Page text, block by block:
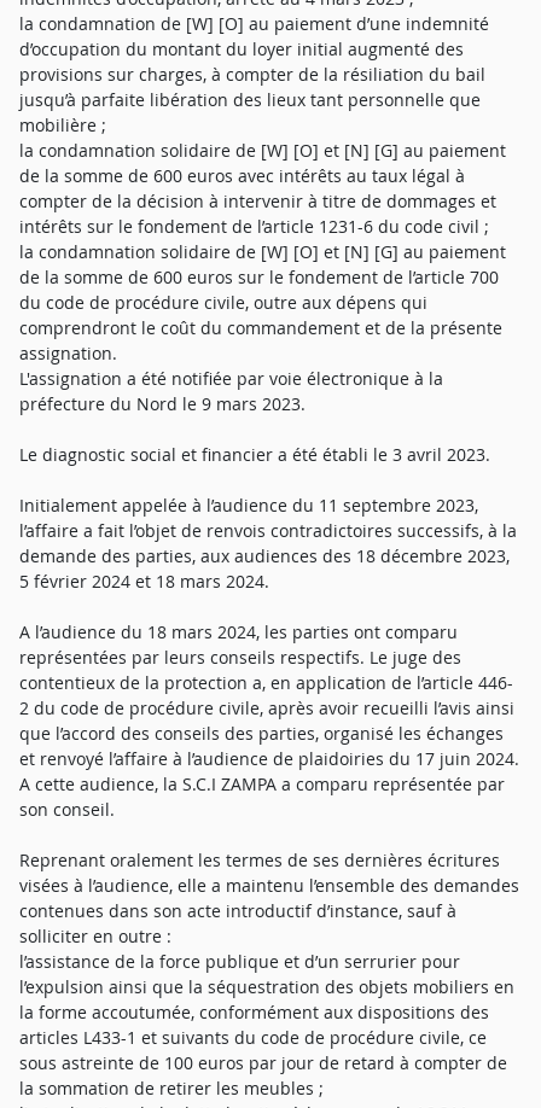
la condamnation de [W] [O] au paiement d’une indemnité
d’occupation du montant du loyer initial augmenté des
provisions sur charges, à compter de la résiliation du bail
jusqu’à parfaite libération des lieux tant personnelle que
mobilière ;
la condamnation solidaire de [W] [O] et [N] [G] au paiement
de la somme de 600 euros avec intérêts au taux légal à
compter de la décision à intervenir à titre de dommages et
intérêts sur le fondement de l’article 1231-6 du code civil ;
la condamnation solidaire de [W] [O] et [N] [G] au paiement
de la somme de 600 euros sur le fondement de l’article 700
du code de procédure civile, outre aux dépens qui
comprendront le coût du commandement et de la présente
assignation.
L'assignation a été notifiée par voie électronique à la
préfecture du Nord le 9 mars 2023.
Le diagnostic social et financier a été établi le 3 avril 2023.
Initialement appelée à l’audience du 11 septembre 2023,
l’affaire a fait l’objet de renvois contradictoires successifs, à la
demande des parties, aux audiences des 18 décembre 2023,
5 février 2024 et 18 mars 2024.
A l’audience du 18 mars 2024, les parties ont comparu
représentées par leurs conseils respectifs. Le juge des
contentieux de la protection a, en application de l’article 446-
2 du code de procédure civile, après avoir recueilli l’avis ainsi
que l’accord des conseils des parties, organisé les échanges
et renvoyé l’affaire à l’audience de plaidoiries du 17 juin 2024.
A cette audience, la S.C.I ZAMPA a comparu représentée par
son conseil.
Reprenant oralement les termes de ses dernières écritures
visées à l’audience, elle a maintenu l’ensemble des demandes
contenues dans son acte introductif d’instance, sauf à
solliciter en outre :
l’assistance de la force publique et d’un serrurier pour
l’expulsion ainsi que la séquestration des objets mobiliers en
la forme accoutumée, conformément aux dispositions des
articles L433-1 et suivants du code de procédure civile, ce
sous astreinte de 100 euros par jour de retard à compter de
la sommation de retirer les meubles ;